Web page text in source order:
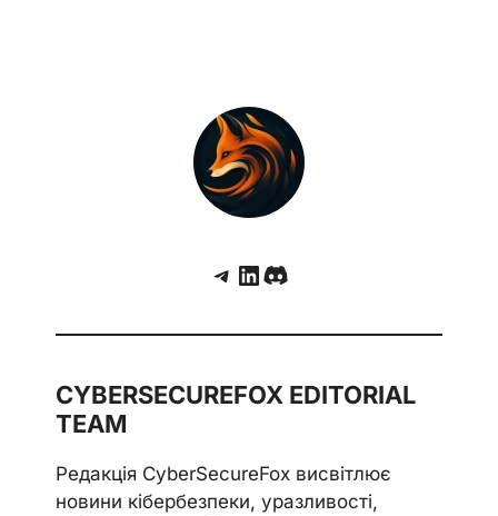
Telegram
LinkedIn
Discord
CYBERSECUREFOX EDITORIAL
TEAM
Редакція CyberSecureFox висвітлює
новини кібербезпеки, уразливості,